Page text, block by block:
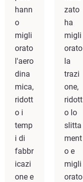
hann
o
migli
orato
l'aero
dina
mica,
ridott
o i
temp
i di
fabbr
icazi
one e
zato
ha
migli
orato
la
trazi
one,
ridott
o lo
slitta
ment
o e
migli
orato